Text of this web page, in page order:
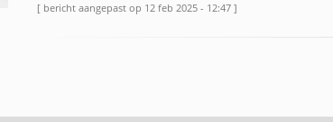
[ bericht aangepast op 12 feb 2025 - 12:47 ]